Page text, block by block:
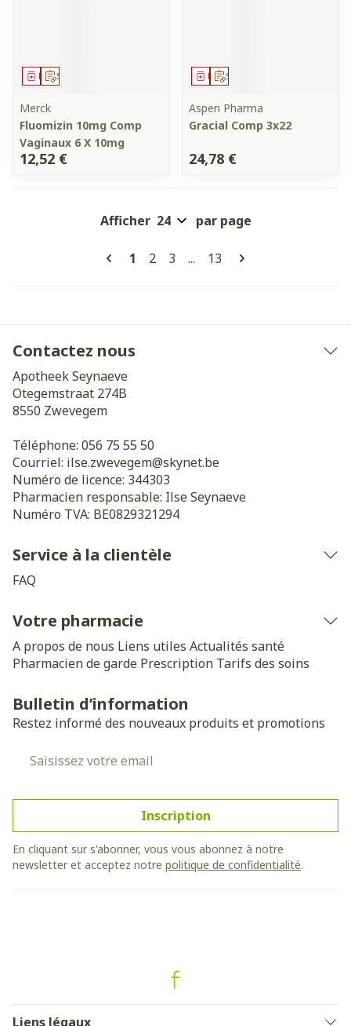
Sur prescription
Médicament
Merck
Fluomizin 10mg Comp
Vaginaux 6 X 10mg
12,52 €
Sur prescription
Médicament
Aspen Pharma
Gracial Comp 3x22
24,78 €
Pages
Vous lisez actuellement la page
1 Page
2 Page
3 ... Page
13
Afficher par page
Contactez nous
Apotheek Seynaeve
Otegemstraat 274B
8550 Zwevegem
Téléphone: 056 75 55 50
Courriel: ilse.zwevegem@skynet.be
Numéro de licence: 344303
Pharmacien responsable: Ilse Seynaeve
Numéro TVA: BE0829321294
Service à la clientèle
FAQ
Votre pharmacie
A propos de nous Liens utiles Actualités santé
Pharmacien de garde Prescription Tarifs des soins
Bulletin d’information
Restez informé des nouveaux produits et promotions
Inscription
En cliquant sur s'abonner, vous vous abonnez à notre
newsletter et acceptez notre politique de confidentialité.
Liens légaux